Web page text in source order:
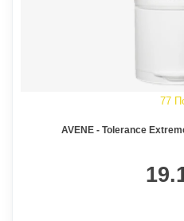
77
AVENE - Tolerance